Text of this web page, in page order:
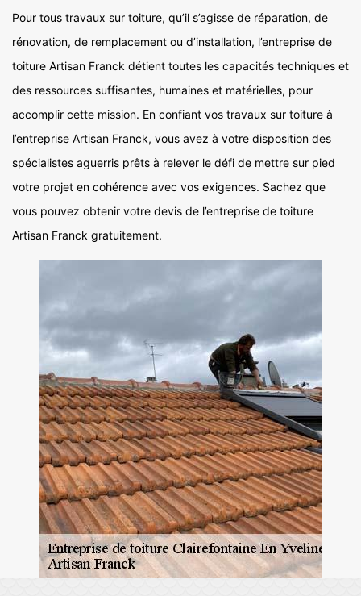
Pour tous travaux sur toiture, qu’il s’agisse de réparation, de
rénovation, de remplacement ou d’installation, l’entreprise de
toiture Artisan Franck détient toutes les capacités techniques et
des ressources suffisantes, humaines et matérielles, pour
accomplir cette mission. En confiant vos travaux sur toiture à
l’entreprise Artisan Franck, vous avez à votre disposition des
spécialistes aguerris prêts à relever le défi de mettre sur pied
votre projet en cohérence avec vos exigences. Sachez que
vous pouvez obtenir votre devis de l’entreprise de toiture
Artisan Franck gratuitement.